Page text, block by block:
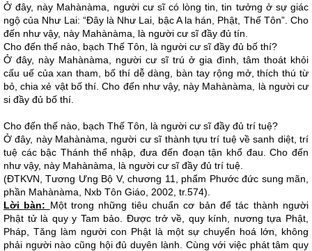
Ở đây, này Mahànàma, người cư sĩ có lòng tin, tin tưởng ở sự giác
ngộ của Như Lai: “Đây là Như Lai, bậc A la hán, Phật, Thế Tôn”. Cho
đến như vậy, này Mahànàma, là người cư sĩ đầy đủ tín.
Cho đến thế nào, bạch Thế Tôn, là người cư sĩ đầy đủ bố thí?
Ở đây, này Mahànàma, người cư sĩ trú ở gia đình, tâm thoát khỏi
cấu uế của xan tham, bố thí dễ dàng, bàn tay rộng mở, thích thú từ
bỏ, chia xẻ vật bố thí. Cho đến như vậy, này Mahànàma, là người cư
si đầy đủ bố thí.
Cho đến thế nào, bạch Thế Tôn, là người cư sĩ đầy đủ trí tuệ?
Ở đây, này Mahànàma, người cư sĩ thành tựu trí tuệ về sanh diệt, trí
tuệ các bậc Thánh thể nhập, đưa đến đoạn tận khổ đau. Cho đến
như vậy, này Mahànàma, là người cư sĩ đầy đủ trí tuệ.
(ĐTKVN, Tương Ưng Bộ V, chương 11, phẩm Phước đức sung mãn,
phần Mahànàma, Nxb Tôn Giáo, 2002, tr.574).
Lời bàn: Một trong những tiêu chuẩn cơ bản để tác thành người
Phật tử là quy y Tam bảo. Được trở về, quy kính, nương tựa Phật,
Pháp, Tăng làm người con Phật là một sự chuyển hoá lớn, không
phải người nào cũng hội đủ duyên lành. Cùng với việc phát tâm quy